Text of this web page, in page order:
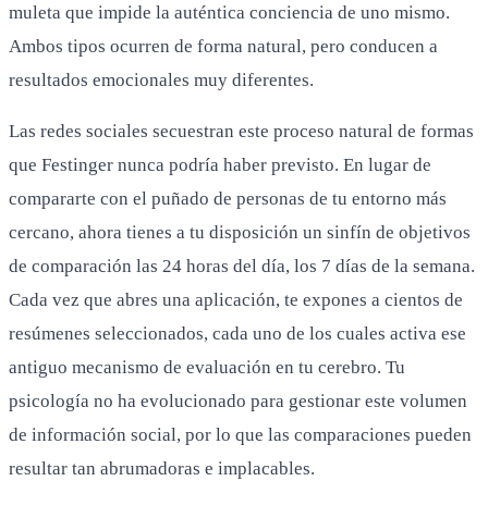
muleta que impide la auténtica conciencia de uno mismo.
Ambos tipos ocurren de forma natural, pero conducen a
resultados emocionales muy diferentes.
Las redes sociales secuestran este proceso natural de formas
que Festinger nunca podría haber previsto. En lugar de
compararte con el puñado de personas de tu entorno más
cercano, ahora tienes a tu disposición un sinfín de objetivos
de comparación las 24 horas del día, los 7 días de la semana.
Cada vez que abres una aplicación, te expones a cientos de
resúmenes seleccionados, cada uno de los cuales activa ese
antiguo mecanismo de evaluación en tu cerebro. Tu
psicología no ha evolucionado para gestionar este volumen
de información social, por lo que las comparaciones pueden
resultar tan abrumadoras e implacables.